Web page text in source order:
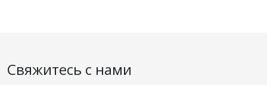
Свяжитесь с нами